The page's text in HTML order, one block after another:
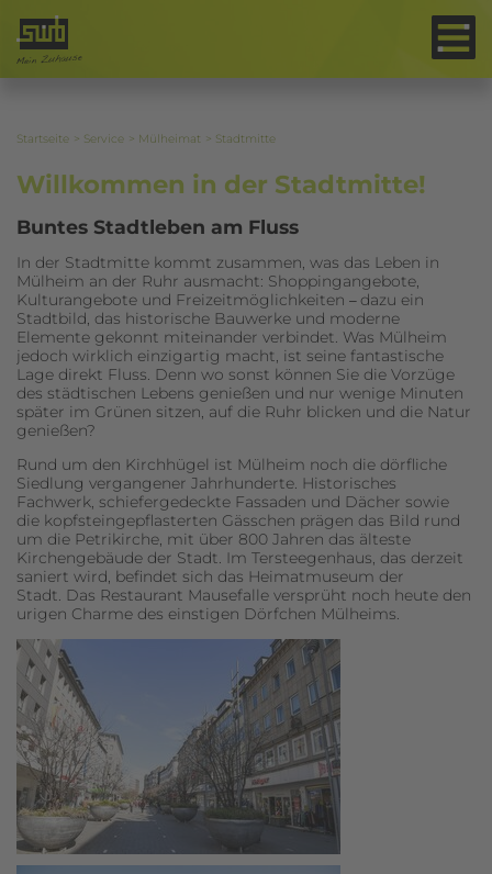
Wohnen in der City
Startseite Service Mülheimat Stadtmitte
Willkommen in der Stadtmitte!
Buntes Stadtleben am Fluss
In der Stadtmitte kommt zusammen, was das Leben in
Mülheim an der Ruhr ausmacht: Shoppingangebote,
Kulturangebote und Freizeitmöglichkeiten – dazu ein
Stadtbild, das historische Bauwerke und moderne
Elemente gekonnt miteinander verbindet. Was Mülheim
jedoch wirklich einzigartig macht, ist seine fantastische
Lage direkt Fluss. Denn wo sonst können Sie die Vorzüge
des städtischen Lebens genießen und nur wenige Minuten
später im Grünen sitzen, auf die Ruhr blicken und die Natur
genießen?
Rund um den Kirchhügel ist Mülheim noch die dörfliche
Siedlung vergangener Jahrhunderte. Historisches
Fachwerk, schiefergedeckte Fassaden und Dächer sowie
die kopfsteingepflasterten Gässchen prägen das Bild rund
um die Petrikirche, mit über 800 Jahren das älteste
Kirchengebäude der Stadt. Im Tersteegenhaus, das derzeit
saniert wird, befindet sich das Heimatmuseum der
Stadt. Das Restaurant Mausefalle versprüht noch heute den
urigen Charme des einstigen Dörfchen Mülheims.
Datenschutzerklärung
genommen. Ich stimme zu, dass meine Angaben
und Daten zur Beantwortung meiner Anfrage
elektronisch erhoben und gespeichert werden.